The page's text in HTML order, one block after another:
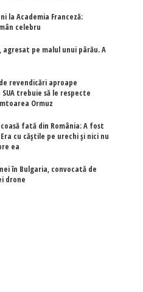
la Academia Franceză:
celebru
agresat pe malul unui pârău. A
revendicări aproape
trebuie să le respecte
Ormuz
fată din România: A fost
cu căștile pe urechi și nici nu
ea
în Bulgaria, convocată de
drone